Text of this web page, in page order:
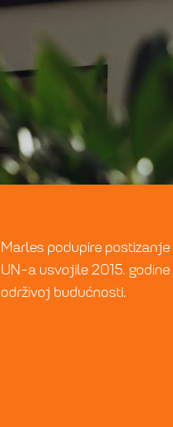
Marles podupire
UN-a usvojile 2015.
održivoj budućnosti.